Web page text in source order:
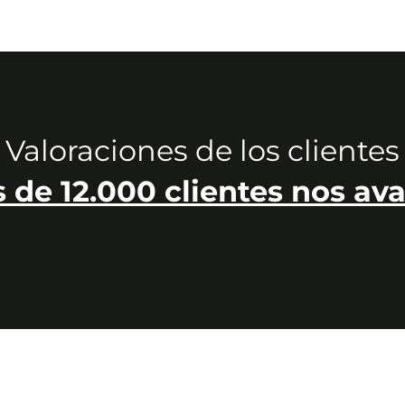
Valoraciones de los clientes
de 12.000 clientes nos